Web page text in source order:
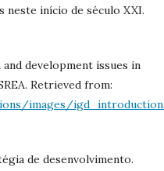
neste início de século XXI.
development issues in
Retrieved from:
images/
de desenvolvimento.